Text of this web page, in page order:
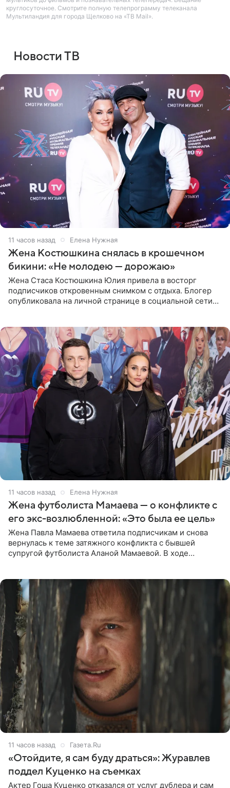
круглосуточное. Смотрите полную телепрограмму телеканала
Мультиландия для города Щелково на «ТВ Mail».
Новости ТВ
11 часов назад Елена Нужная
Жена Костюшкина снялась в крошечном
бикини: «Не молодею — дорожаю»
Жена Стаса Костюшкина Юлия привела в восторг
подписчиков откровенным снимком с отдыха. Блогер
опубликовала на личной странице в социальной сети
11 часов назад Елена Нужная
Жена футболиста Мамаева — о конфликте с
его экс-возлюбленной: «Это была ее цель»
Жена Павла Мамаева ответила подписчикам и снова
вернулась к теме затяжного конфликта с бывшей
супругой футболиста Аланой Мамаевой. В ходе
11 часов назад Газета.Ru
«Отойдите, я сам буду драться»: Журавлев
поддел Куценко на съемках
Актер Гоша Куценко отказался от услуг дублера и сам